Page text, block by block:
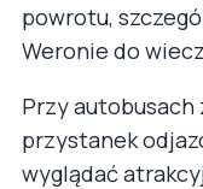
powrotu,
Weronie do
Przy autobusach
przystanek
wyglądać